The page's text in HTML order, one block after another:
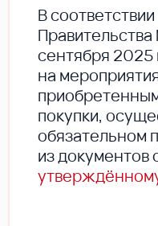
В
сентября
на
покупки,
обязательном
из документов